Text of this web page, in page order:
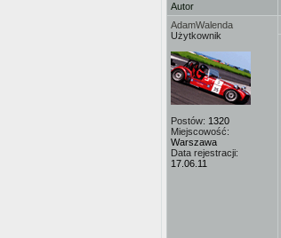
Autor
AdamWalenda
Użytkownik
Postów: 1320
Miejscowość:
Warszawa
Data rejestracji:
17.06.11